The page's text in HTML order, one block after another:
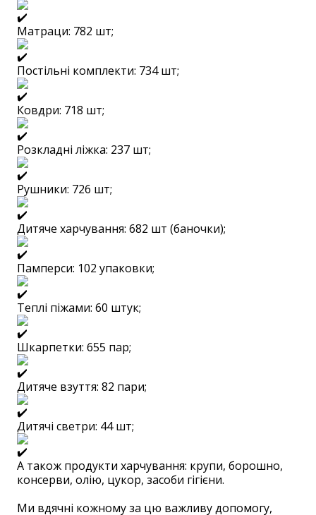
Матраци: 782 шт;
Постільні комплекти: 734 шт;
Ковдри: 718 шт;
Розкладні ліжка: 237 шт;
Рушники: 726 шт;
Дитяче харчування: 682 шт (баночки);
Памперси: 102 упаковки;
Теплі піжами: 60 штук;
Шкарпетки: 655 пар;
Дитяче взуття: 82 пари;
Дитячі светри: 44 шт;
А також продукти харчування: крупи, борошно,
консерви, олію, цукор, засоби гігієни.
Ми вдячні кожному за цю важливу допомогу,